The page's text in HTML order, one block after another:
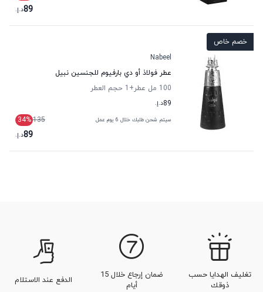
89د.إ.
خصم خاص
Nabeel
عطر فولاذ أو دي بارفيوم للجنسين نبيل
100 مل عطر
+1
حجم العطر
89د.إ.
سيتم شحن طلبك خلال 6 يوم عمل 135
34%
89د.إ.
تغليف الهدايا حسب
ذوقك
ضمان إرجاع خلال 15
أيام
الدفع عند الاستلام